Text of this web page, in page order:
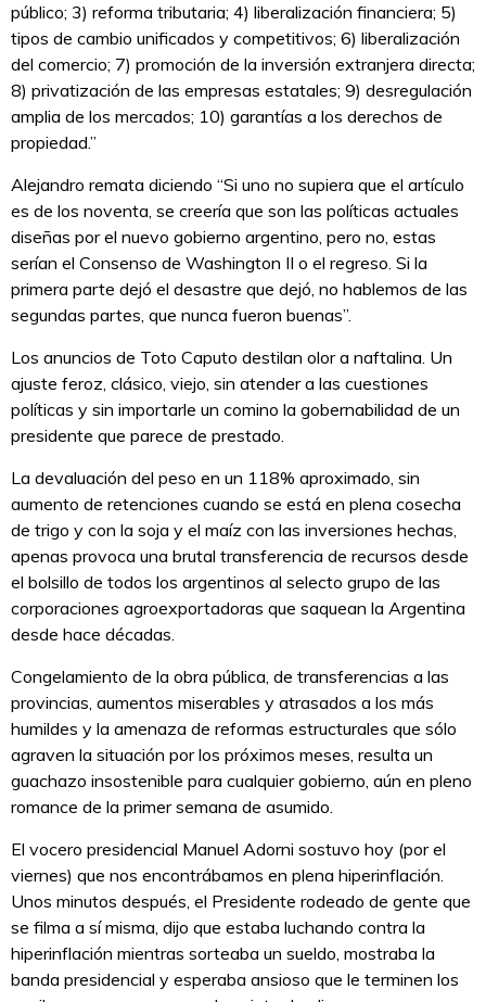
público; 3) reforma tributaria; 4) liberalización financiera; 5)
tipos de cambio unificados y competitivos; 6) liberalización
del comercio; 7) promoción de la inversión extranjera directa;
8) privatización de las empresas estatales; 9) desregulación
amplia de los mercados; 10) garantías a los derechos de
propiedad.”
Alejandro remata diciendo “Si uno no supiera que el artículo
es de los noventa, se creería que son las políticas actuales
diseñas por el nuevo gobierno argentino, pero no, estas
serían el Consenso de Washington II o el regreso. Si la
primera parte dejó el desastre que dejó, no hablemos de las
segundas partes, que nunca fueron buenas”.
Los anuncios de Toto Caputo destilan olor a naftalina. Un
ajuste feroz, clásico, viejo, sin atender a las cuestiones
políticas y sin importarle un comino la gobernabilidad de un
presidente que parece de prestado.
La devaluación del peso en un 118% aproximado, sin
aumento de retenciones cuando se está en plena cosecha
de trigo y con la soja y el maíz con las inversiones hechas,
apenas provoca una brutal transferencia de recursos desde
el bolsillo de todos los argentinos al selecto grupo de las
corporaciones agroexportadoras que saquean la Argentina
desde hace décadas.
Congelamiento de la obra pública, de transferencias a las
provincias, aumentos miserables y atrasados a los más
humildes y la amenaza de reformas estructurales que sólo
agraven la situación por los próximos meses, resulta un
guachazo insostenible para cualquier gobierno, aún en pleno
romance de la primer semana de asumido.
El vocero presidencial Manuel Adorni sostuvo hoy (por el
viernes) que nos encontrábamos en plena hiperinflación.
Unos minutos después, el Presidente rodeado de gente que
se filma a sí misma, dijo que estaba luchando contra la
hiperinflación mientras sorteaba un sueldo, mostraba la
banda presidencial y esperaba ansioso que le terminen los